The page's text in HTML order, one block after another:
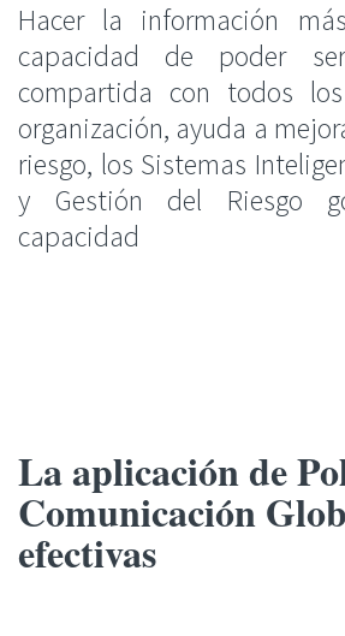
Hacer la información
capacidad de poder
compartida con todos
organización, ayuda a
riesgo, los Sistemas
y Gestión del Riesgo
capacidad
La aplicación de
Comunicación
efectivas